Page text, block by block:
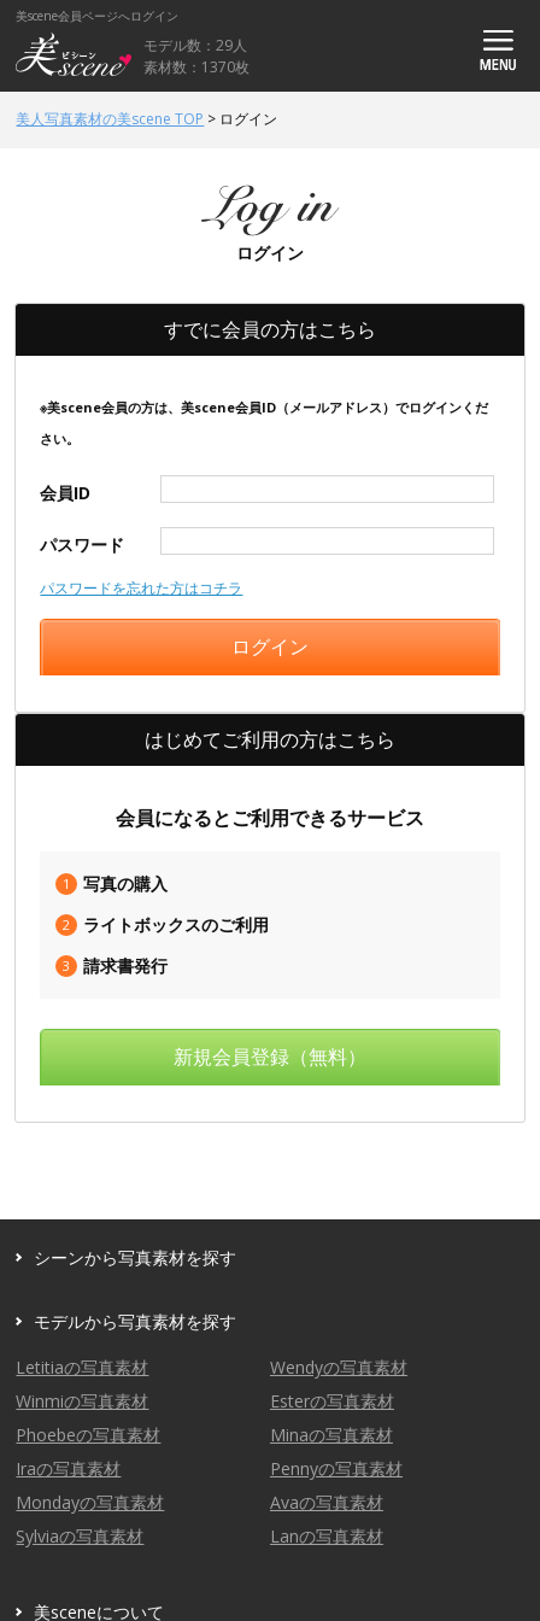
美scene会員ページへログイン
モデル数：29人
素材数：1370枚
美人写真素材の美scene TOP > ログイン
ログイン
すでに会員の方はこちら
※美scene会員の方は、美scene会員ID（メールアドレス）でログインくだ
さい。
会員ID
パスワード
パスワードを忘れた方はコチラ
はじめてご利用の方はこちら
会員になるとご利用できるサービス
1 写真の購入
2 ライトボックスのご利用
3 請求書発行
新規会員登録（無料）
シーンから写真素材を探す
モデルから写真素材を探す
Letitiaの写真素材
Wendyの写真素材
Winmiの写真素材
Esterの写真素材
Phoebeの写真素材
Minaの写真素材
Iraの写真素材
Pennyの写真素材
Mondayの写真素材
Avaの写真素材
Sylviaの写真素材
Lanの写真素材
美sceneについて